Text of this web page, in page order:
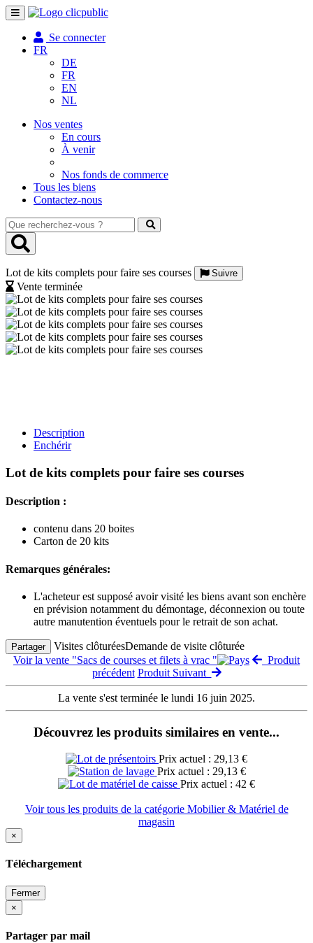
Toggle
navigation
Se connecter
FR
DE
FR
EN
NL
Nos ventes
En cours
À venir
Nos fonds de commerce
Tous les biens
Contactez-nous
Que
recherchez-
vous
Lot de kits complets pour faire ses courses
Suivre
Vente terminée
Description
Enchérir
Lot de kits complets pour faire ses courses
Description :
contenu dans 20 boites
Carton de 20 kits
Remarques générales:
L'acheteur est supposé avoir visité les biens avant son enchère
en prévision notamment du démontage, déconnexion ou toute
autre manutention éventuels pour le retrait de son achat.
Partager Visites clôturéesDemande de visite clôturée
Voir la vente "Sacs de courses et filets à vrac "
Produit
précédent Produit Suivant
La vente s'est terminée le lundi 16 juin 2025.
Découvrez les produits similaires en vente...
Prix actuel : 29,13 €
Prix actuel : 29,13 €
Prix actuel : 42 €
Voir tous les produits de la catégorie Mobilier & Matériel de
magasin
×
Téléchargement
Fermer
×
Partager par mail